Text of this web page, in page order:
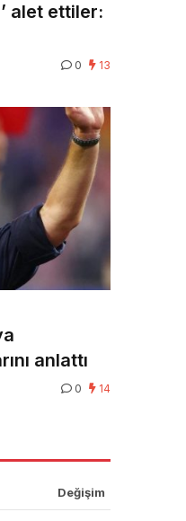
alet ettiler:
0 13
anlattı
0 14
Değişim